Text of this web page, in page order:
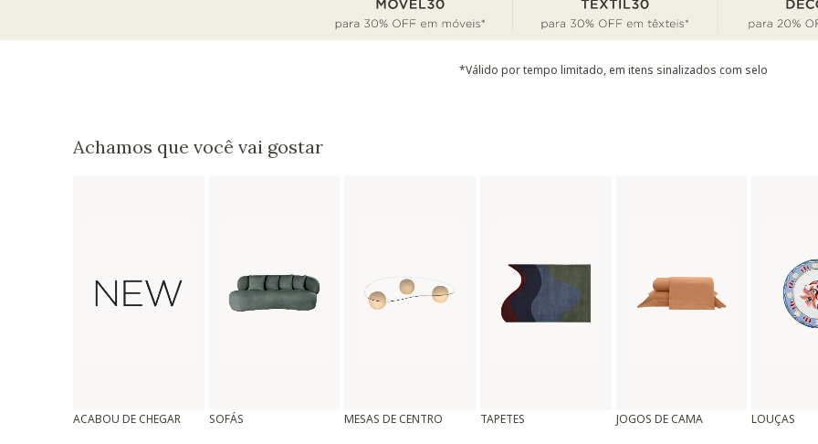
*Válido por tempo limitado, em itens sinalizados com selo
Achamos que você vai gostar
ACABOU DE CHEGAR SOFÁS MESAS DE CENTRO TAPETES JOGOS DE CAMA LOUÇAS